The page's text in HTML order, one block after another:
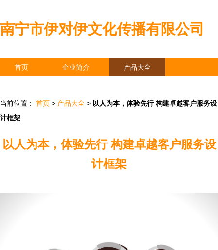
南宁市伊对伊文化传播有限公司
首页 企业简介 产品大全
当前位置： 首页 > 产品大全 > 以人为本，体验先行 构建卓越客户服务设
计框架
以人为本，体验先行 构建卓越客户服务设
计框架